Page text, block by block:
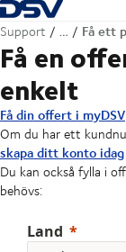
Tillbaka till
Support … Få ett
Få en
enkelt
Få din offert i myDSV
Om du har ett
skapa ditt konto idag
Du kan också fylla i
behövs:
Land